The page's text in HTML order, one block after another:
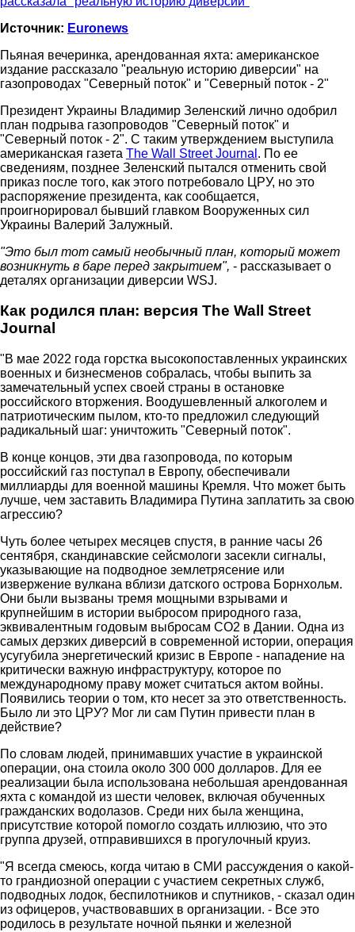
Источник: Euronews
Пьяная вечеринка, арендованная яхта: американское
издание рассказало "реальную историю диверсии" на
газопроводах "Северный поток" и "Северный поток - 2"
Президент Украины Владимир Зеленский лично одобрил
план подрыва газопроводов "Северный поток" и
"Северный поток - 2". С таким утверждением выступила
американская газета The Wall Street Journal . По ее
сведениям, позднее Зеленский пытался отменить свой
приказ после того, как этого потребовало ЦРУ, но это
распоряжение президента, как сообщается,
проигнорировал бывший главком Вооруженных сил
Украины Валерий Залужный.
"Это был тот самый необычный план, который может
возникнуть в баре перед закрытием", - рассказывает о
деталях организации диверсии WSJ.
Как родился план: версия The Wall Street
Journal
"В мае 2022 года горстка высокопоставленных украинских
военных и бизнесменов собралась, чтобы выпить за
замечательный успех своей страны в остановке
российского вторжения. Воодушевленный алкоголем и
патриотическим пылом, кто-то предложил следующий
радикальный шаг: уничтожить "Северный поток".
В конце концов, эти два газопровода, по которым
российский газ поступал в Европу, обеспечивали
миллиарды для военной машины Кремля. Что может быть
лучше, чем заставить Владимира Путина заплатить за свою
агрессию?
Чуть более четырех месяцев спустя, в ранние часы 26
сентября, скандинавские сейсмологи засекли сигналы,
указывающие на подводное землетрясение или
извержение вулкана вблизи датского острова Борнхольм.
Они были вызваны тремя мощными взрывами и
крупнейшим в истории выбросом природного газа,
эквивалентным годовым выбросам CO2 в Дании. Одна из
самых дерзких диверсий в современной истории, операция
усугубила энергетический кризис в Европе - нападение на
критически важную инфраструктуру, которое по
международному праву может считаться актом войны.
Появились теории о том, кто несет за это ответственность.
Было ли это ЦРУ? Мог ли сам Путин привести план в
действие?
По словам людей, принимавших участие в украинской
операции, она стоила около 300 000 долларов. Для ее
реализации была использована небольшая арендованная
яхта с командой из шести человек, включая обученных
гражданских водолазов. Среди них была женщина,
присутствие которой помогло создать иллюзию, что это
группа друзей, отправившихся в прогулочный круиз.
"Я всегда смеюсь, когда читаю в СМИ рассуждения о какой-
то грандиозной операции с участием секретных служб,
подводных лодок, беспилотников и спутников, - сказал один
из офицеров, участвовавших в организации. - Все это
родилось в результате ночной пьянки и железной